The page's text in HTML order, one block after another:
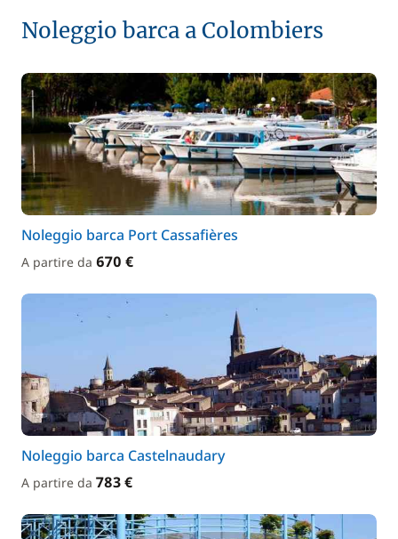
Noleggio barca a Colombiers
Noleggio barca Port Cassafières
A partire da 670 €
Noleggio barca Castelnaudary
A partire da 783 €